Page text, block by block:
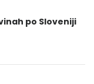
po Sloveniji